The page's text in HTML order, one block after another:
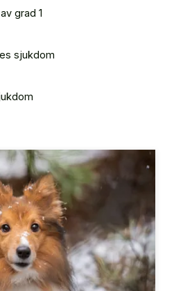
grad 1
sjukdom